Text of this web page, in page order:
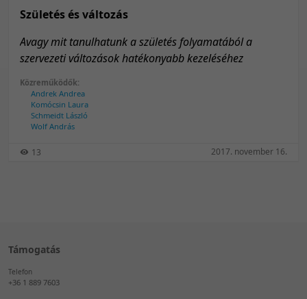
Születés és változás
Avagy mit tanulhatunk a születés folyamatából a
szervezeti változások hatékonyabb kezeléséhez
Közreműködők:
Andrek Andrea
Komócsin Laura
Schmeidt László
Wolf András
13 2017. november 16.
Támogatás
Telefon
+36 1 889 7603